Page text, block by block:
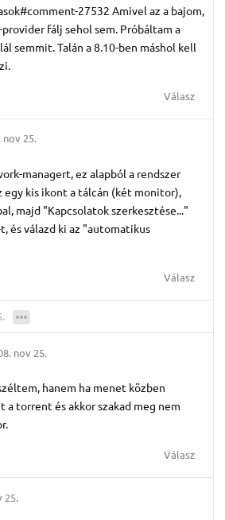
27532 Amivel az a bajom,
fálj sehol sem. Próbáltam a
semmit. Talán a 8.10-ben máshol kell
Válasz
nov 25.
managert, ez alapból a rendszer
egy kis ikont a tálcán (két monitor),
majd "Kapcsolatok szerkesztése..."
és válazd ki az "automatikus
Válasz
nov 25.
hanem ha menet közben
a torrent és akkor szakad meg nem
Válasz
25.